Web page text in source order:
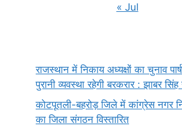
« Jul
राजस्थान में निकाय अध्यक्षों का चुनाव
पुरानी व्यवस्था रहेगी बरकरार : झाबर सिंह
कोटपूतली-बहरोड़ जिले में कांग्रेस नगर
का जिला संगठन विस्तारित